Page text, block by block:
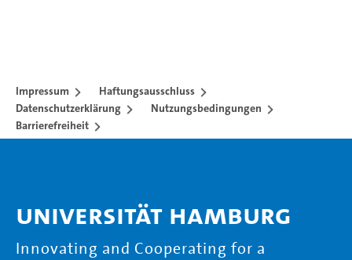
Impressum
Haftungsausschluss
Datenschutzerklärung
Nutzungsbedingungen
Barrierefreiheit
Universität Hamburg
Innovating and Cooperating for a